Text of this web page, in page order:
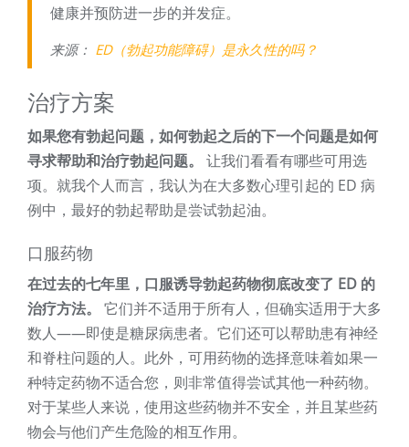
健康并预防进一步的并发症。
来源： ED（勃起功能障碍）是永久性的吗？
治疗方案
如果您有勃起问题，如何勃起之后的下一个问题是如何
寻求帮助和治疗勃起问题。
让我们看看有哪些可用选
项。就我个人而言，我认为在大多数心理引起的 ED 病
例中，最好的勃起帮助是尝试勃起油。
口服药物
在过去的七年里，口服诱导勃起药物彻底改变了 ED 的
治疗方法。
它们并不适用于所有人，但确实适用于大多
数人——即使是糖尿病患者。它们还可以帮助患有神经
和脊柱问题的人。此外，可用药物的选择意味着如果一
种特定药物不适合您，则非常值得尝试其他一种药物。
对于某些人来说，使用这些药物并不安全，并且某些药
物会与他们产生危险的相互作用。